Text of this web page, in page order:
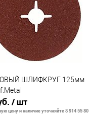
В наличии
ШЛИФКРУГ 125мм
/ шт
цену и наличие уточняйте 8 914 55 80